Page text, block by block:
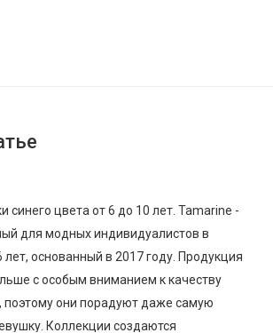
синего цвета от 6 до 10 лет. Tamarine -
для модных индивидуалистов в
лет, основанный в 2017 году. Продукция
с особым вниманием к качеству
поэтому они порадуют даже самую
Коллекции создаются